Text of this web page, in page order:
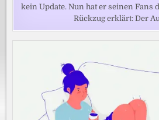
kein Update. Nun hat er seinen Fans
Rückzug erklärt: Der